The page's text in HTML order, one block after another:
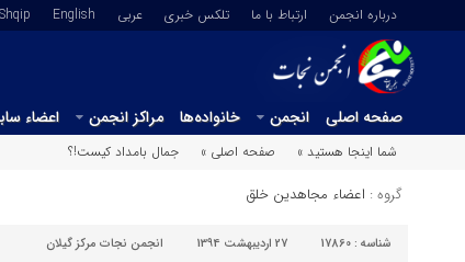
درباره انجمن ارتباط با ما تلکس خبری عربي English
Shqip
صفحه اصلی انجمن خانواده‌ها مراکز انجمن اعضاء
شما اینجا هستید »
صفحه اصلی » جمال بامداد کیست!؟
گروه : اعضاء مجاهدین خلق
شناسه : 17860 27 اردیبهشت 1394 انجمن نجات مرکز گیلان